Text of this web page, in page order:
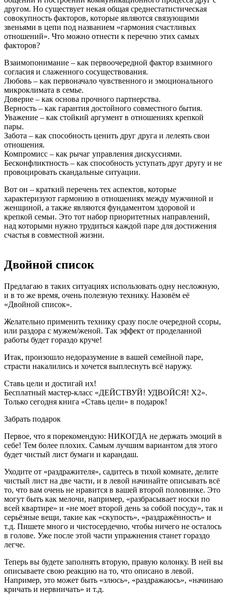
другом. Но существует некая общая среднестатистическая
совокупность факторов, которые являются связующими
звеньями в цепи под названием «гармония счастливых
отношений». Что можно отнести к перечню этих самых
факторов?
Взаимопонимание – как первоочередной фактор взаимного
согласия и слаженного сосуществования.
Любовь – как первоначало чувственного и эмоционального
микроклимата в семье.
Доверие – как основа прочного партнерства.
Верность – как гарантия достойного совместного бытия.
Уважение – как стойкий аргумент в отношениях крепкой
пары.
Забота – как способность ценить друг друга и лелеять свои
отношения.
Компромисс – как рычаг управления дискуссиями.
Бесконфликтность – как способность уступать друг другу и не
провоцировать скандальные ситуации.
Вот он – краткий перечень тех аспектов, которые
характеризуют гармонию в отношениях между мужчиной и
женщиной, а также являются фундаментом здоровой и
крепкой семьи. Это тот набор приоритетных направлений,
над которыми нужно трудиться каждой паре для достижения
счастья в совместной жизни.
Двойной список
Предлагаю в таких ситуациях использовать одну несложную,
и в то же время, очень полезную технику. Назовём её
«Двойной список».
Желательно применить технику сразу после очередной ссоры,
или раздора с мужем/женой. Так эффект от проделанной
работы будет гораздо круче!
Итак, произошло недоразумение в вашей семейной паре,
страсти накалились и хочется выплеснуть всё наружу.
Ставь цели и достигай их!
Бесплатный мастер-класс «ДЕЙСТВУЙ! УДВОЙСЯ! Х2».
Только сегодня книга «Ставь цели» в подарок!
Забрать подарок
Первое, что я порекомендую: НИКОГДА не держать эмоций в
себе! Тем более плохих. Самым лучшим вариантом для этого
будет чистый лист бумаги и карандаш.
Уходите от «раздражителя», садитесь в тихой комнате, делите
чистый лист на две части, и в левой начинайте описывать всё
то, что вам очень не нравится в вашей второй половинке. Это
могут быть как мелочи, например, «разбрасывает носки по
всей квартире» и «не моет второй день за собой посуду», так и
серьёзные вещи, такие как «скупость», «раздражённость» и
т.д. Пишете много и чистосердечно, чтобы ничего не осталось
в голове. Уже после этой части упражнения станет гораздо
легче.
Теперь вы будете заполнять вторую, правую колонку. В ней вы
описываете свою реакцию на то, что описано в левой.
Например, это может быть «злюсь», «раздражаюсь», «начинаю
кричать и нервничать» и т.д.